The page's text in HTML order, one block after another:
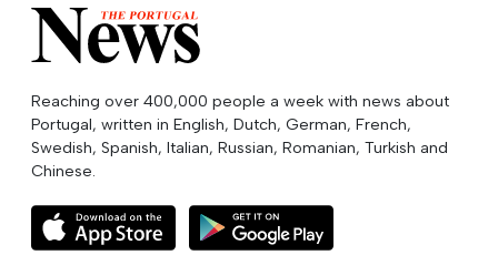
Reaching over 400,000 people a week with news about
Portugal, written in English, Dutch, German, French,
Swedish, Spanish, Italian, Russian, Romanian, Turkish and
Chinese.